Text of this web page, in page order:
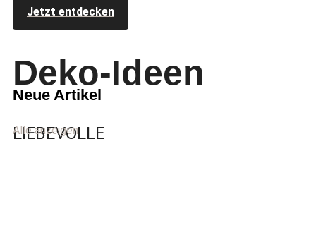
Jetzt entdecken
Deko-Ideen
LIEBEVOLLE
Neue Artikel
Alle anzeigen